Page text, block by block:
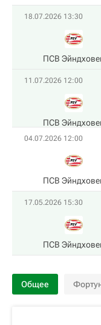
18.07.2026 13:30
ПСВ
11.07.2026 12:00
ПСВ
04.07.2026 12:00
ПСВ
17.05.2026 15:30
ПСВ
Общее